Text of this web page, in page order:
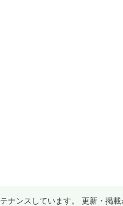
ナンスしています。 更新・掲